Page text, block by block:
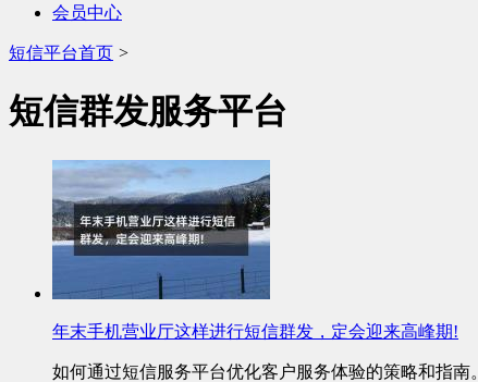
会员中心
短信平台首页 >
短信群发服务平台
年末手机营业厅这样进行短信群发，定会迎来高峰期!
如何通过短信服务平台优化客户服务体验的策略和指